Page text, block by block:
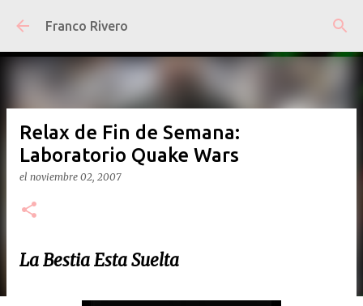
Ir al contenido principal
Franco Rivero
Relax de Fin de Semana:
Laboratorio Quake Wars
el noviembre 02, 2007
La Bestia Esta Suelta